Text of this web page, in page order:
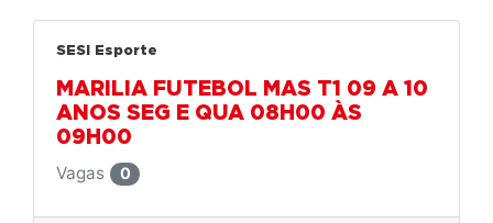
SESI Esporte
MARILIA FUTEBOL MAS T1 09 A 10
ANOS SEG E QUA 08H00 ÀS
09H00
Vagas
0